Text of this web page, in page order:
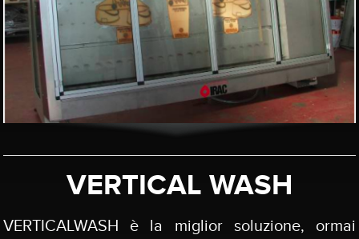
VERTICAL WASH
VERTICALWASH è la miglior soluzione, ormai